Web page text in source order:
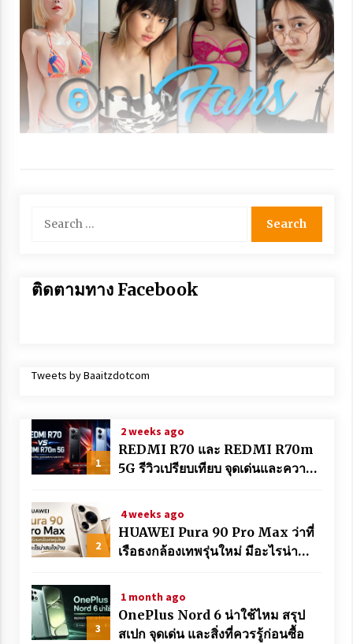
for:
ติดตามทาง Facebook
Tweets by Baaitzdotcom
1
2 weeks ago
REDMI R70 และ REDMI R70m
5G รีวิวเปรียบเทียบ จุดเด่นและความ
2
4 weeks ago
HUAWEI Pura 90 Pro Max ว่าที่
เรือธงกล้องเทพรุ่นใหม่ มีอะไรน่า
3
1 month ago
OnePlus Nord 6 น่าใช้ไหม สรุป
สเปก จุดเด่น และสิ่งที่ควรรู้ก่อนซื้อ